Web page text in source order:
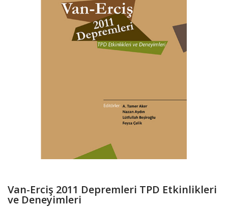
Van-Erciş 2011 Depremleri TPD Etkinlikleri
ve Deneyimleri